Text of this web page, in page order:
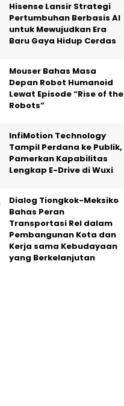
Hisense Lansir Strategi
Pertumbuhan Berbasis AI
untuk Mewujudkan Era
Baru Gaya Hidup Cerdas
Mouser Bahas Masa
Depan Robot Humanoid
Lewat Episode “Rise of the
Robots”
InfiMotion Technology
Tampil Perdana ke Publik,
Pamerkan Kapabilitas
Lengkap E-Drive di Wuxi
Dialog Tiongkok-Meksiko
Bahas Peran
Transportasi Rel dalam
Pembangunan Kota dan
Kerja sama Kebudayaan
yang Berkelanjutan